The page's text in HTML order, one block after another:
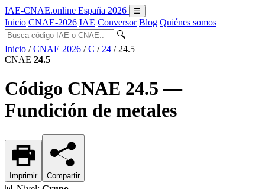
IAE-CNAE.online España 2026 ☰
Inicio CNAE-2026 IAE Conversor Blog Quiénes somos
🔍
Inicio / CNAE 2026 / C / 24 / 24.5
CNAE 24.5
Código CNAE 24.5 —
Fundición de metales
Imprimir Compartir